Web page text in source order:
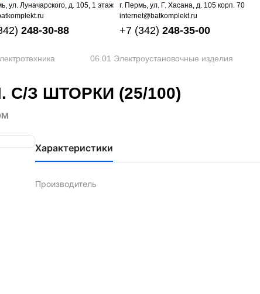
ул. Луначарского, д. 105, 1 этаж
248-30-88
г. Пермь, ул. Г. Хасана, д. 105 корп. 70
internet@batkomplekt.ru
+7 (342) 248-35-00
06.01 Электроустановочные изделия
С/З ШТОРКИ (25/100)
Характеристики
Производитель